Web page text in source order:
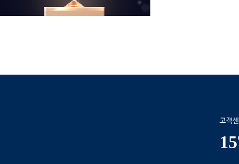
고객